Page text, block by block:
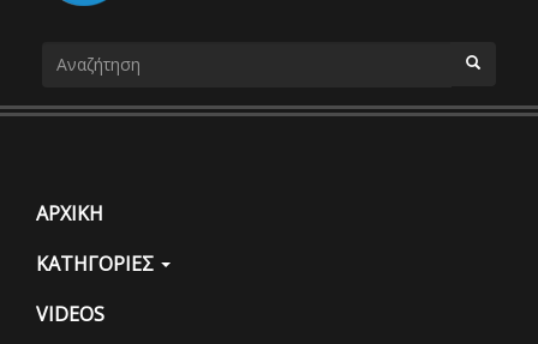
Φόρμα
αναζήτησης
ΑΡΧΙΚΗ
ΚΑΤΗΓΟΡΙΕΣ
VIDEOS